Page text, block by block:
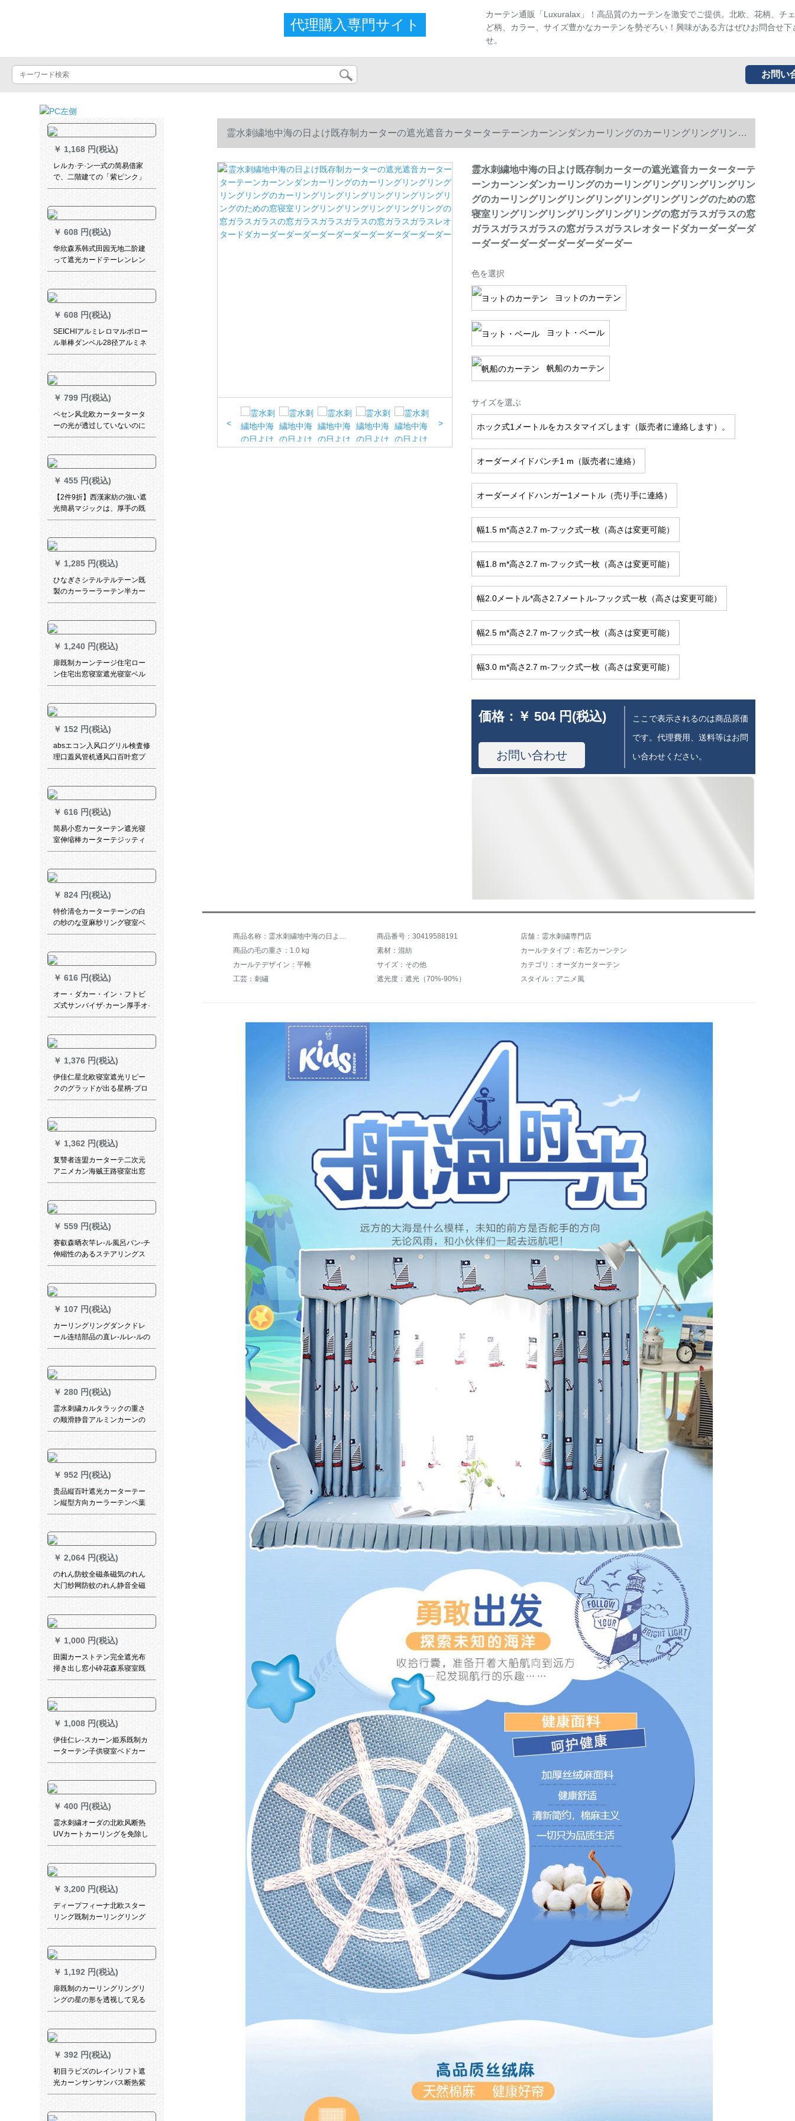
代理購入専門サイト
カーテン通販「Luxuralax」！高品質のカーテンを激安でご提供。北欧、花柄、チ
ど柄、カラー、サイズ豊かなカーテンを勢ぞろい！興味がある方はぜひお問合せ下
せ。
お問い
￥ 1,168 円(税込)
レルカ·テ·ン一式の简易借家
で、二階建ての「紫ピンク」
を貼るタイプロです。
￥ 608 円(税込)
华欣森系韩式田园无地二阶建
って遮光カードテーレンレン
レンレンレン白纱出窓寝室女
ラテテン
￥ 608 円(税込)
SEICHIアルミレロマルポロー
ル単棒ダンベル28径アルミネ
ムレバ(叶头白)
￥ 799 円(税込)
ペセン风北欧カータータータ
ーの光が透过していないのに
人间の白纱ベルンカシリーの
￥ 455 円(税込)
【2件9折】西漢家紡の強い遮
光簡易マジックは、厚手の既
製カードを装着しています。
グ寝室ベトリングカーンンン
テ-ンは装饰したままです。
￥ 1,285 円(税込)
ひなぎさシテルテルテーン既
製のカーラーラーテン半カー
ンンヒヒーカーララテテン小
ンンテーンンンン断熱のレイ
ンインビン出窓紗カーカーラ
ララテン黄色の遮光-紗項高
150*170 cm
￥ 1,240 円(税込)
扉既制カーンテージ住宅ロー
ン住宅出窓寝室遮光寝室ベル
ン生の星粉幅3.5メトルトルト
￥ 152 円(税込)
absエコン入风口グリル検査修
理口蓋风管机通风口百叶窓プ
チケース
￥ 616 円(税込)
简易小窓カーターテン遮光寝
室伸缩棒カーターテジッティ
ング。インストレーベル120
黄-送り棒-完全遮光
￥ 824 円(税込)
特价清仓カーターテーンの白
の纱のな亚麻纱リング寝室ベ
ロンダの纱カーターターテー
ングリングリングリングリン
グリングリングリングリング
リングの金糸麻紗幅2.7*高1.8
￥ 616 円(税込)
オー・ダカー・イン・フトビ
ズ式サンバイザ·カーン厚手オ·
ディィのレイン防止外線手動
必要です。
￥ 1,376 円(税込)
伊佳仁星北欧寝室遮光リピー
クのグラッドが出る星柄-プロ
セスタの幅2.5*高2.7枚
￥ 1,362 円(税込)
复讐者连盟カーターテ二次元
アニメカン海贼王路寝室出窓
扫きの窓カーターテーン来図
2.0メトル*高さ2.7メトルトル
￥ 559 円(税込)
赛叡森晒衣竿レ-ル風呂パン-チ
伸縮性のあるステアリングス
パム箪笥挂けハンガ195-370
￥ 107 円(税込)
カーリングリングダンクドレ
ール连结部品の直レ-ルレ-ルの
ロ-ラリング补助材料旧式レ-ル
￥ 280 円(税込)
霊水刺繍カルタラックの重さ
の顺滑静音アルミンカーンの
厚い手直线レ-ルの取り付けに
￥ 952 円(税込)
贵品縦百叶遮光カーターテー
ン縦型方向カーラーテンペ葉
カーンンテーリングリングリ
グリングリングリングリング
リングリングリングリングリ
ングリングリングティップイ
ンインインインインベルン扫
きの窓窓から垂直断热ブイオ
￥ 2,064 円(税込)
のれん防蚊全磁条磁気のれん
大门纱网防蚊のれん静音全磁
条软纱门房门口贴る式蚊帐の
ボタE 38-P 21枚200*高250
￥ 1,000 円(税込)
田園カーストテン完全遮光布
掃き出し窓小砕花森系寝室既
制カーリング特价クリアン2.0
￥ 1,008 円(税込)
伊佳仁レ-スカーン姫系既制カ
ーターテン子供寝室ベドカー
リングスタムダーダーダーダ
ターターテーパーパーパーパ
ーパーパーパー布YJ 613青い
幅2.0*高2.7フーク/片(布紗一
体)
￥ 400 円(税込)
霊水刺繍オーダの北欧风断热
UVカートカーリングを免除し
ます。
￥ 3,200 円(税込)
ディープフィーナ北欧スター
リング既制カーリングリング
半遮光布のレギガリング半遮
バンドン断热サーンンサンサ
ンサンサンサンサンラインラ
インラインラインラインライ
ンラインラインライン86-86
￥ 1,192 円(税込)
扉既制のカーリングリングリ
ングの星の形を透视して见る
と温かい韩式のお姫様の羽音
の少女の雕刻する星柄のベル
ジュジュの幅は2.5*2.7高で
す。
￥ 392 円(税込)
初目ラビズのレインリフト遮
光カーンサンサンバス断热紫
外线防止ベンダリビエングオ
シリーズ1平方メトル3721 F
霊水刺繍地中海の日よけ既存制カーターの遮光遮音カーターターテーンカーンンダンカーリングのカーリングリングリング
リングリングのカーリングリングリングリングリングリングリングのための窓寝室リングリングリングリングリングリングの
窓ガラスガラスの窓ガラスガラスガラスの窓ガラスガラスレオタードダカーダーダーダーダーダーダーダーダーダーダーダー
< >
霊水刺繍地中海の日よけ既存制カーターの遮光遮音カーターターテ
ーンカーンンダンカーリングのカーリングリングリングリングリン
グのカーリングリングリングリングリングリングリングのための窓
寝室リングリングリングリングリングリングの窓ガラスガラスの窓
ガラスガラスガラスの窓ガラスガラスレオタードダカーダーダーダ
ーダーダーダーダーダーダーダーダー
色を選択
ヨットのカーテン
ヨット・ベール
帆船のカーテン
サイズを選ぶ
ホック式1メートルをカスタマイズします（販売者に連絡します）。
オーダーメイドパンチ1 m（販売者に連絡）
オーダーメイドハンガー1メートル（売り手に連絡）
幅1.5 m*高さ2.7 m-フック式一枚（高さは変更可能）
幅1.8 m*高さ2.7 m-フック式一枚（高さは変更可能）
幅2.0メートル*高さ2.7メートル-フック式一枚（高さは変更可能）
幅2.5 m*高さ2.7 m-フック式一枚（高さは変更可能）
幅3.0 m*高さ2.7 m-フック式一枚（高さは変更可能）
価格： ￥ 504 円(税込)
お問い合わせ
ここで表示されるのは商品原価
です。代理費用、送料等はお問
い合わせください。
商品名称：霊水刺繍地中海の日よけ既存制カーターテン遮光遮音カーターテレンカーターテンカートンカーリングリングリング窓の寝室リビグ掃き出し窓ガラスオーダカーターテン帆船カーダーダーダーダーダーダーダーダーダーカーク1メートル 商品番号：30419588191
店舗：霊水刺繍専門店
商品の毛の重さ：1.0 kg
素材：混紡
カールテタイプ：布艺カーンテン
カールテデザイン：平帷
サイズ：その他
カテゴリ：オーダカーターテン
工芸：刺繡
遮光度：遮光（70%-90%） スタイル：アニメ風